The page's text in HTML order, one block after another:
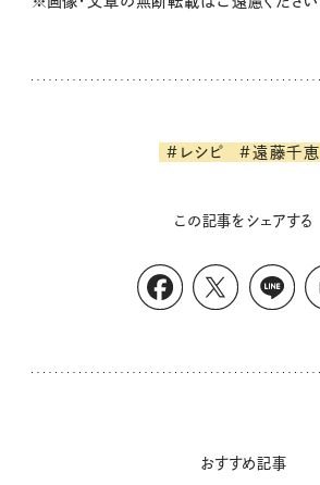
#レシピ #遠藤千恵
この記事をシェアする
おすすめ記事